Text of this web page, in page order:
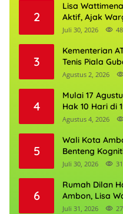
2
Lisa
Aktif, Ajak
RI dan HUT
Juli 30, 2026 48
3
Kementerian
Tenis Piala
Agustus 2, 2026
4
Mulai 17
Hak 10 Hari di
Agustus 4, 2026
5
Wali Kota
Benteng
Juli 30, 2026 31
6
Rumah Dilan
Ambon, Lisa
Boleh
Juli 31, 2026 27